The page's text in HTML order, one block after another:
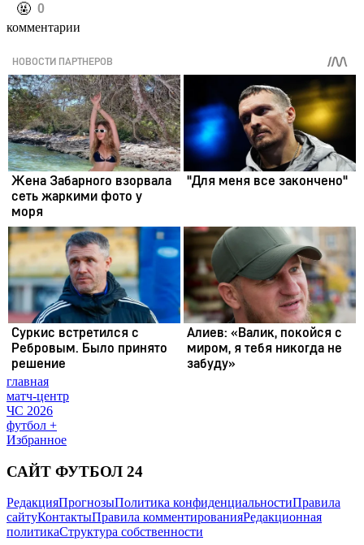
️🤬 0
комментарии
главная
матч-центр
ЧС 2026
футбол +
Избранное
САЙТ ФУТБОЛ 24
РедакцияПрогнозыПолитика конфиденциальностиПравила
сайтуКонтактыПравила комментированияРедакционная
политикаСтруктура собственности